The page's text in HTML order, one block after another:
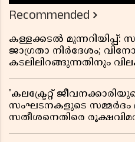
Recommended
കള്ളക്കടൽ മുന്നറിയിപ്പ്:
ജാഗ്രതാ നിർദേശം;
കടലിലിറങ്ങുന്നതിനും
'കലക്ട്രേറ്റ്
സംഘടനകളുടെ സമ്മർദം
സതീശനെതിരെ